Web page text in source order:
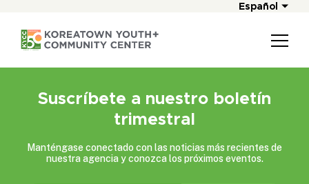
Español
Suscríbete a nuestro boletín
trimestral
Manténgase conectado con las noticias más recientes de
nuestra agencia y conozca los próximos eventos.